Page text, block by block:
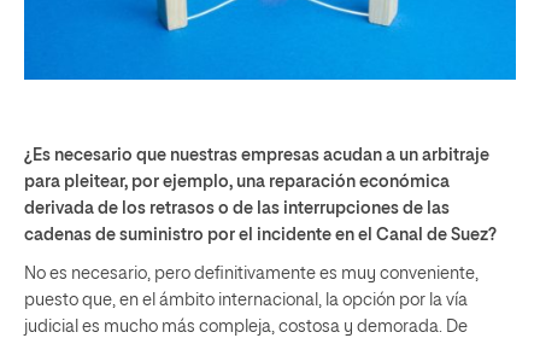
¿Es necesario que nuestras empresas acudan a un arbitraje
para pleitear, por ejemplo, una reparación económica
derivada de los retrasos o de las interrupciones de las
cadenas de suministro por el incidente en el Canal de Suez?
No es necesario, pero definitivamente es muy conveniente,
puesto que, en el ámbito internacional, la opción por la vía
judicial es mucho más compleja, costosa y demorada. De